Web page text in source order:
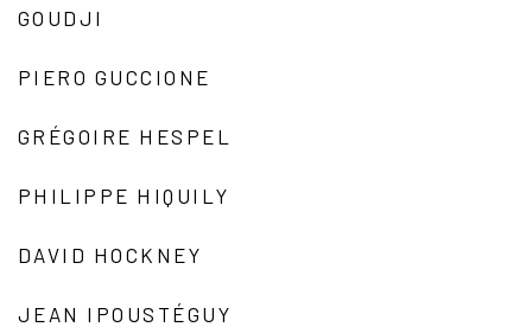
GOUDJI
PIERO GUCCIONE
GRÉGOIRE HESPEL
PHILIPPE HIQUILY
DAVID HOCKNEY
JEAN IPOUSTÉGUY